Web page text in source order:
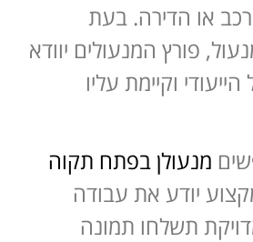
או הדירה. בעת
פורץ המנעולים יוודא
וקיימת עליו
מנעולן בפתח תקוה
יודע את עבודה
תשלחו תמונה